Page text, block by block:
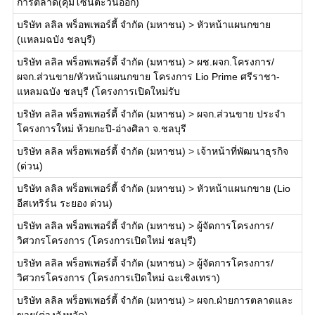
บริษัท ลลิล พร็อพเพอร์ตี้ จำกัด (มหาชน) > หัวหน้าแผนกขาย
(แหลมฉบัง ชลบุรี)
บริษัท ลลิล พร็อพเพอร์ตี้ จำกัด (มหาชน) > ผช.ผจก.โครงการ/
ผจก.ส่วนขาย/หัวหน้าแผนกขาย โครงการ Lio Prime ศรีราชา-
แหลมฉบัง ชลบุรี (โครงการเปิดใหม่รับ
บริษัท ลลิล พร็อพเพอร์ตี้ จำกัด (มหาชน) > ผจก.ส่วนขาย ประจำ
โครงการใหม่ ห้วยกะปิ-อ่างศิลา จ.ชลบุรี
บริษัท ลลิล พร็อพเพอร์ตี้ จำกัด (มหาชน) > เจ้าหน้าที่พัฒนาธุรกิจ
(ด่วน)
บริษัท ลลิล พร็อพเพอร์ตี้ จำกัด (มหาชน) > หัวหน้าแผนกขาย (Lio
อีสเทริร์น ระยอง ด่วน)
บริษัท ลลิล พร็อพเพอร์ตี้ จำกัด (มหาชน) > ผู้จัดการโครงการ/
วิศวกรโครงการ (โครงการเปิดใหม่ ชลบุรี)
บริษัท ลลิล พร็อพเพอร์ตี้ จำกัด (มหาชน) > ผู้จัดการโครงการ/
วิศวกรโครงการ (โครงการเปิดใหม่ ฉะเชิงเทรา)
บริษัท ลลิล พร็อพเพอร์ตี้ จำกัด (มหาชน) > ผจก.ฝ่ายการตลาดและ